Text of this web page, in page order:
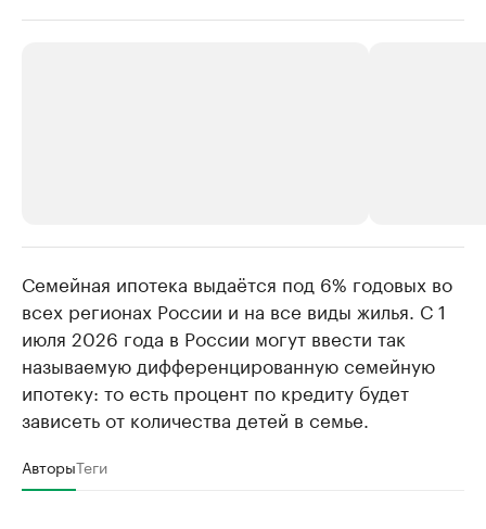
Крупнейшие производители и
продавцы медийной продукции
Ознакомьтесь с информацией в каталоге
Страховые
Посмотрите в
Семейная ипотека выдаётся под 6% годовых во
всех регионах России и на все виды жилья. С 1
июля 2026 года в России могут ввести так
называемую дифференцированную семейную
ипотеку: то есть процент по кредиту будет
зависеть от количества детей в семье.
АвторыТеги